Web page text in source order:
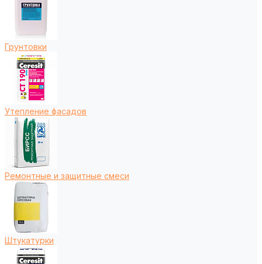
Грунтовки
Утепление фасадов
Ремонтные и защитные смеси
Штукатурки